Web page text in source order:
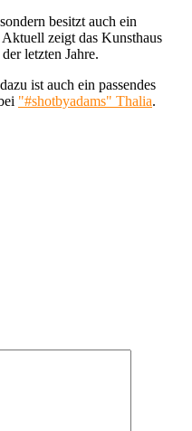
besitzt auch ein
zeigt das Kunsthaus
letzten Jahre.
ist auch ein passendes
"#shotbyadams" Thalia.